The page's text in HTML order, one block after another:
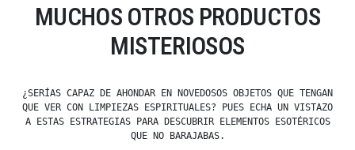
MUCHOS OTROS PRODUCTOS
MISTERIOSOS
¿SERÍAS CAPAZ DE AHONDAR EN NOVEDOSOS OBJETOS QUE TENGAN
QUE VER CON LIMPIEZAS ESPIRITUALES? PUES ECHA UN VISTAZO
A ESTAS ESTRATEGIAS PARA DESCUBRIR ELEMENTOS ESOTÉRICOS
QUE NO BARAJABAS.